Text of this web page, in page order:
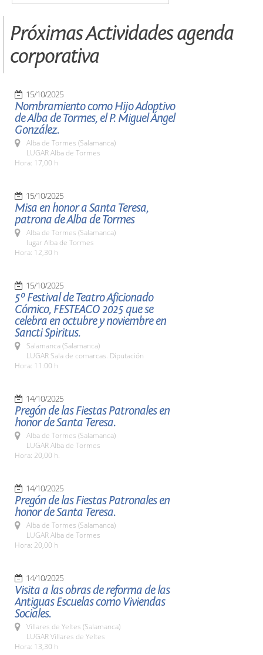
Próximas Actividades agenda
corporativa
15/10/2025
Nombramiento como Hijo Adoptivo
de Alba de Tormes, el P. Miguel Ángel
González.
Alba de Tormes (Salamanca)
LUGAR Alba de Tormes
Hora: 17,00 h
15/10/2025
Misa en honor a Santa Teresa,
patrona de Alba de Tormes
Alba de Tormes (Salamanca)
lugar Alba de Tormes
Hora: 12,30 h
15/10/2025
5º Festival de Teatro Aficionado
Cómico, FESTEACO 2025 que se
celebra en octubre y noviembre en
Sancti Spiritus.
Salamanca (Salamanca)
LUGAR Sala de comarcas. Diputación
Hora: 11:00 h
14/10/2025
Pregón de las Fiestas Patronales en
honor de Santa Teresa.
Alba de Tormes (Salamanca)
LUGAR Alba de Tormes
Hora: 20,00 h.
14/10/2025
Pregón de las Fiestas Patronales en
honor de Santa Teresa.
Alba de Tormes (Salamanca)
LUGAR Alba de Tormes
Hora: 20,00 h
14/10/2025
Visita a las obras de reforma de las
Antiguas Escuelas como Viviendas
Sociales.
Villares de Yeltes (Salamanca)
LUGAR Villares de Yeltes
Hora: 13,30 h